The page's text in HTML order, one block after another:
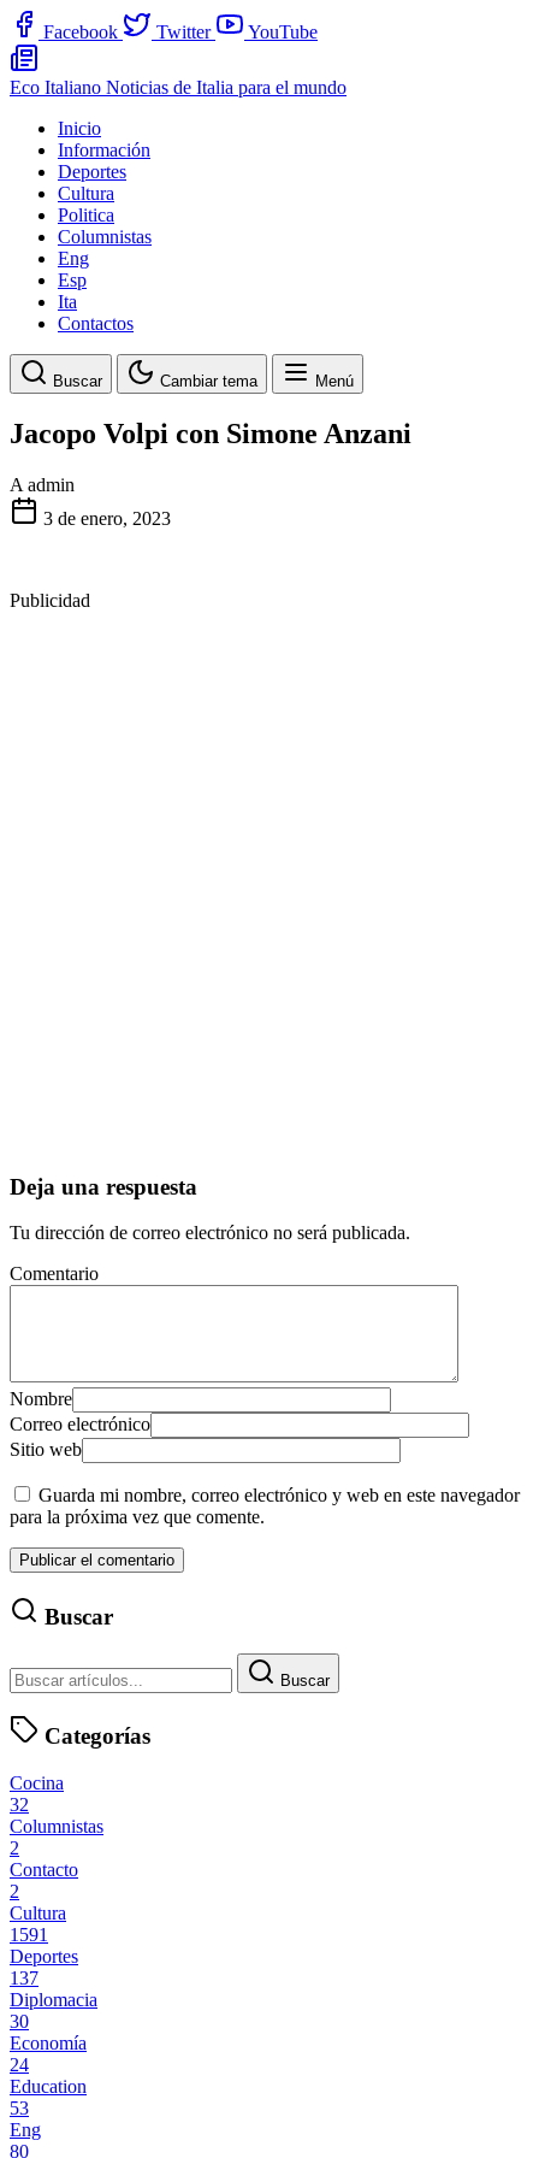
Facebook Twitter YouTube
Eco Italiano Noticias de Italia para el mundo
Inicio
Información
Deportes
Cultura
Politica
Columnistas
Eng
Esp
Ita
Contactos
Buscar Cambiar tema Menú
Jacopo Volpi con Simone Anzani
A admin
3 de enero, 2023
Publicidad
Deja una respuesta
Tu dirección de correo electrónico no será publicada.
Comentario
Nombre
Correo electrónico
Sitio web
Guarda mi nombre, correo electrónico y web en este navegador
para la próxima vez que comente.
Buscar
Buscar
Categorías
Cocina
32
Columnistas
2
Contacto
2
Cultura
1591
Deportes
137
Diplomacia
30
Economía
24
Education
53
Eng
80